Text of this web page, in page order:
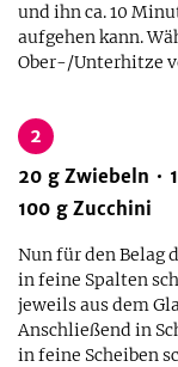
und ihn ca. 10
aufgehen kann.
Ober-/Unterhitze
2
20 g Zwiebeln
100 g Zucchini
Nun für den Belag
in feine Spalten
jeweils aus dem
Anschließend in
in feine Scheiben